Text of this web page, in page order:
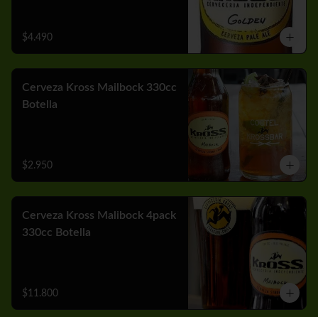
$4.490
Cerveza Kross Mailbock 330cc
Botella
$2.950
Cerveza Kross Malibock 4pack
330cc Botella
$11.800